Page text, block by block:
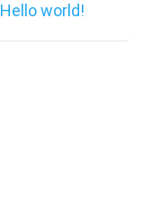
Hello world!